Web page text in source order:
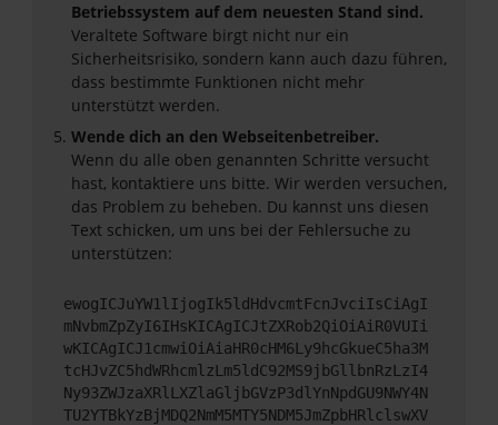
Betriebssystem auf dem neuesten Stand sind.
Veraltete Software birgt nicht nur ein
Sicherheitsrisiko, sondern kann auch dazu führen,
dass bestimmte Funktionen nicht mehr
unterstützt werden.
Wende dich an den Webseitenbetreiber.
Wenn du alle oben genannten Schritte versucht
hast, kontaktiere uns bitte. Wir werden versuchen,
das Problem zu beheben. Du kannst uns diesen
Text schicken, um uns bei der Fehlersuche zu
unterstützen:
ewogICJuYW1lIjogIk5ldHdvcmtFcnJvciIsCiAgI
mNvbmZpZyI6IHsKICAgICJtZXRob2QiOiAiR0VUIi
wKICAgICJ1cmwiOiAiaHR0cHM6Ly9hcGkueC5ha3M
tcHJvZC5hdWRhcmlzLm5ldC92MS9jbGllbnRzLzI4
Ny93ZWJzaXRlLXZlaGljbGVzP3dlYnNpdGU9NWY4N
TU2YTBkYzBjMDQ2NmM5MTY5NDM5JmZpbHRlclswXV